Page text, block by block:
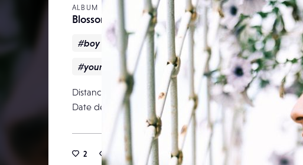
ALBUM
Blossom Boys
#boy #Dwam #masculinity #Tattoo
#youness
Distance focale
0 mm
Date de publication
08 janvier 2019
2